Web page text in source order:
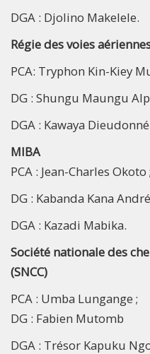
DGA : Djolino Makelele.
Régie des voies
PCA: Tryphon Kin-Kiey
DG : Shungu Maungu
DGA : Kawaya
MIBA
PCA : Jean-Charles Okoto ;
DG : Kabanda Kana
DGA : Kazadi Mabika.
Société nationale des
(SNCC)
PCA : Umba Lungange ;
DG : Fabien Mutomb
DGA : Trésor Kapuku